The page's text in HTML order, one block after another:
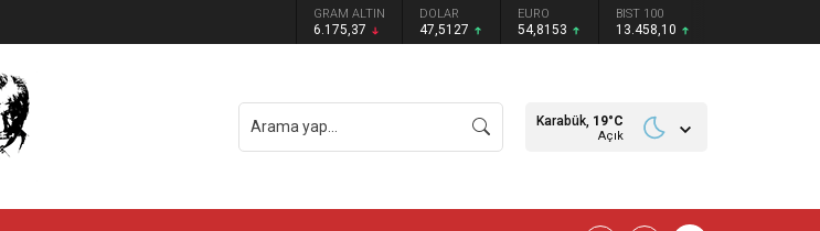
GRAM ALTIN
6.175,37
DOLAR
47,5127
EURO
54,8153
BIST 100
13.458,10
Karabük, 19°C
Açık